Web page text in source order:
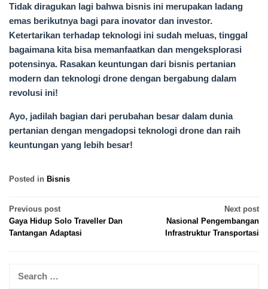
Tidak diragukan lagi bahwa bisnis ini merupakan ladang
emas berikutnya bagi para inovator dan investor.
Ketertarikan terhadap teknologi ini sudah meluas, tinggal
bagaimana kita bisa memanfaatkan dan mengeksplorasi
potensinya. Rasakan keuntungan dari bisnis pertanian
modern dan teknologi drone dengan bergabung dalam
revolusi ini!
Ayo, jadilah bagian dari perubahan besar dalam dunia
pertanian dengan mengadopsi teknologi drone dan raih
keuntungan yang lebih besar!
Posted in Bisnis
Post
navigation
Previous post
Gaya Hidup Solo Traveller Dan
Tantangan Adaptasi
Next post
Nasional Pengembangan
Infrastruktur Transportasi
Search